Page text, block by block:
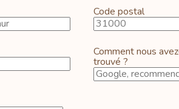
Code postal
Comment nous
trouvé ?